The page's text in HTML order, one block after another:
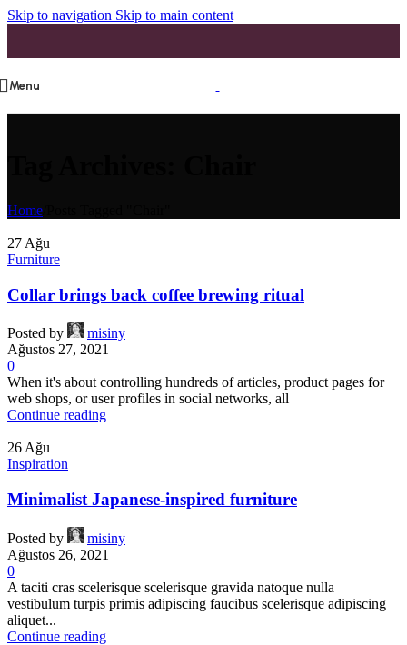
Skip to navigation Skip to main content
Menu
Home
27 Ağu
Furniture
Collar brings back coffee brewing ritual
Posted by
misiny
Ağustos 27, 2021
0
When it's about controlling hundreds of articles, product pages for
web shops, or user profiles in social networks, all
Continue reading
26 Ağu
Inspiration
Minimalist Japanese-inspired furniture
Posted by
misiny
Ağustos 26, 2021
0
A taciti cras scelerisque scelerisque gravida natoque nulla
vestibulum turpis primis adipiscing faucibus scelerisque adipiscing
aliquet...
Continue reading